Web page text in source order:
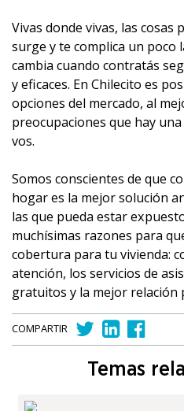
Vivas donde vivas, las cosas
surge y te complica un poco
cambia cuando contratás
y eficaces. En Chilecito es
opciones del mercado, al
preocupaciones que hay
vos.
Somos conscientes de que
hogar es la mejor solución
las que pueda estar
muchísimas razones para
cobertura para tu vivienda:
atención, los servicios de
gratuitos y la mejor relación
COMPARTIR
Temas